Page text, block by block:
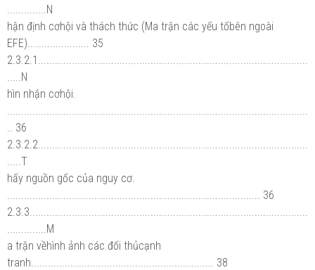
..............N
hận định cơhội và thách thức (Ma trận các yếu tốbên ngoài
EFE)...................... 35
2.3.2.1................................................................................................
.....N
hìn nhận cơhội.
.. 36
2.3.2.2................................................................................................
.....T
hấy nguồn gốc của nguy cơ.
.......................................................................................... 36
2.3.3...................................................................................................
..............M
a trận vềhình ảnh các đối thủcạnh
tranh................................................................. 38